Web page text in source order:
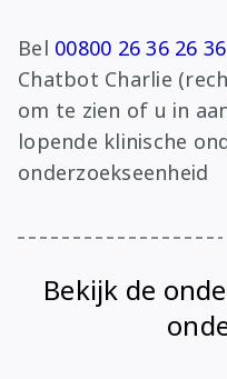
Bel 00800 26 36 26 36
Chatbot Charlie
om te zien of u in
lopende klinische
onderzoekseenheid
Bekijk de